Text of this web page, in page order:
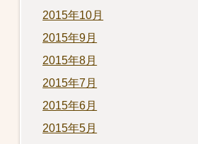
2015年10月
2015年9月
2015年8月
2015年7月
2015年6月
2015年5月